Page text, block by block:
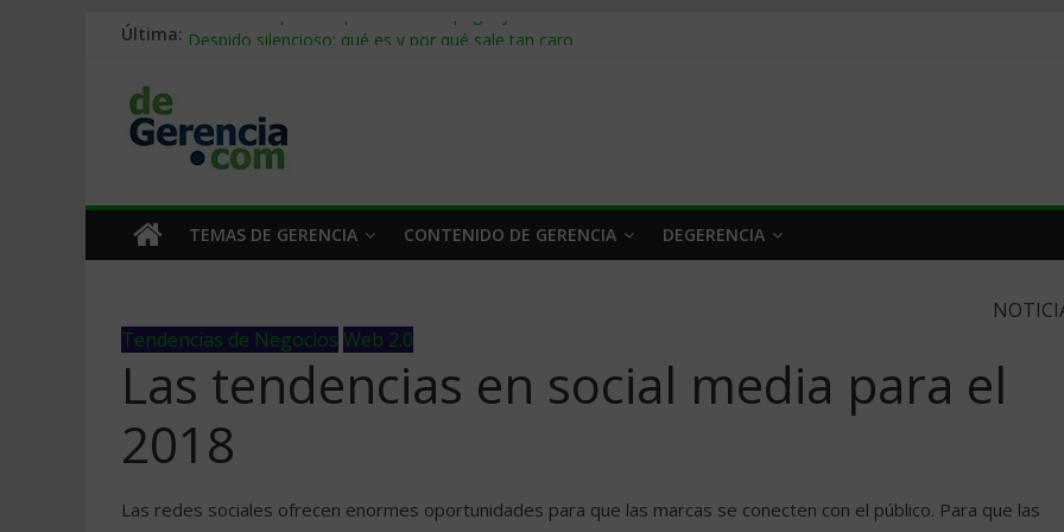
Última: Stablecoins para empresas: cómo pagar y cobrar en 2026
Trabajo forzoso en la cadena de suministro: qué hacer
Mercado hispano de EE. UU.: cómo segmentarlo y venderle
TEMAS DE GERENCIA CONTENIDO DE GERENCIA DEGERENCIA
Tendencias de Negocios Web 2.0
Las tendencias en social media para el
2018
Las redes sociales ofrecen enormes oportunidades para que las marcas se conecten con el público. Para que las